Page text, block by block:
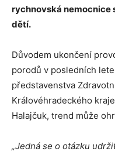
rychnovská nemocnice
dětí.
Důvodem ukončení
porodů v posledních
představenstva
Královéhradeckého
Halajčuk, trend může
„Jedná se o otázku